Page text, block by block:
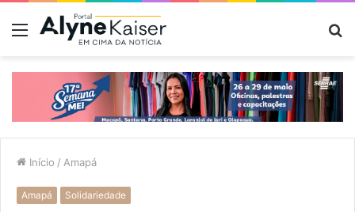
Menu
Início / Amapá
Amapá Solidariedade